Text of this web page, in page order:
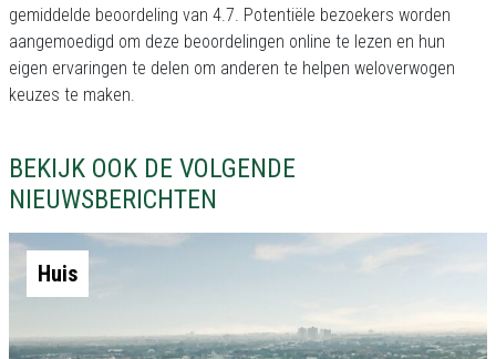
gemiddelde beoordeling van 4.7. Potentiële bezoekers worden
aangemoedigd om deze beoordelingen online te lezen en hun
eigen ervaringen te delen om anderen te helpen weloverwogen
keuzes te maken.
BEKIJK OOK DE VOLGENDE
NIEUWSBERICHTEN
Huis